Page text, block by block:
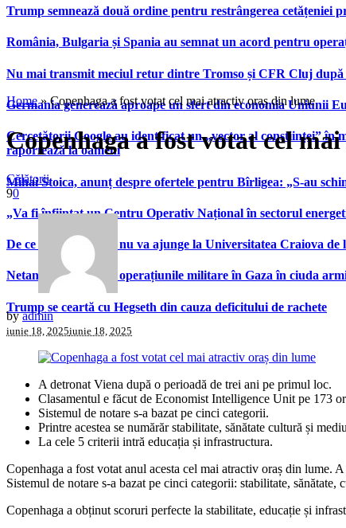
Trump semnează două ordine pentru restrângerea cetățeniei
România, Bulgaria și Spania au semnat un acord pentru
Nu mai transmit meciul retur dintre Tromso și CFR Cluj
Germania generează aproape un sfert din economia Uniunii
Cercetătorii Google au identificat un „vector al conștiinței” în
raportează la oameni
Mihai Stoica, anunț despre ofertele pentru Bîrligea: „S-au
„Va fi înființat un Centru Operativ Național în sectorul
De ce Nikita Stoinov nu va ajunge la Universitatea Craiova
Netanyahu continuă operațiunile militare în Gaza în ciuda
Trump se ceartă cu Hegseth din cauza deficitului de rachete
Home»Copenhaga a fost votat cel mai atractiv oraș din lume
Copenhaga a fost votat cel
Călătorii
90
byadmin
iunie 18, 2025iunie 18, 2025
A detronat Viena după o perioadă de trei ani pe primul loc.
Clasamentul e făcut de Economist Intelligence Unit pe 173
Sistemul de notare s-a bazat pe cinci categorii.
Printre acestea se numărăr stabilitate, sănătate cultură și
La cele 5 criterii intră educația și infrastructura.
Copenhaga a fost votat anul acesta cel mai atractiv oraș din lume.
Sistemul de notare s-a bazat pe cinci categorii: stabilitate,
Copenhaga a obținut scoruri perfecte la stabilitate, educație și